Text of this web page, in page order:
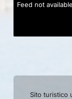
Feed not available
Sito turistico